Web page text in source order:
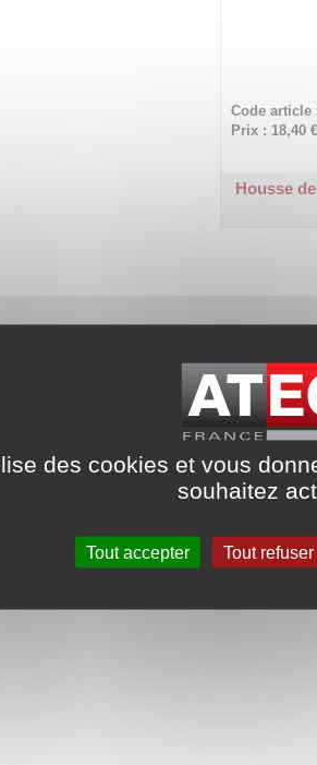
Code article
Prix : 18,40 €
Housse
des cookies et vous
souhaitez
Tout accepter Tout refuser